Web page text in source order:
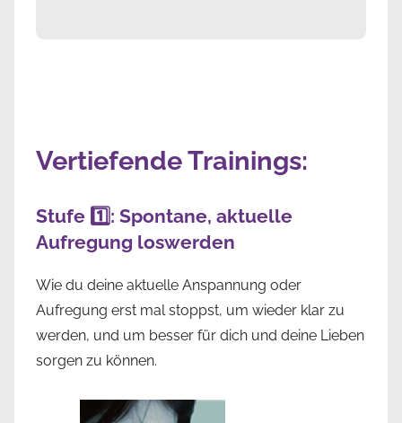
Vertiefende Trainings:
Stufe 1️⃣: Spontane, aktuelle
Aufregung loswerden
Wie du deine aktuelle Anspannung oder
Aufregung erst mal stoppst, um wieder klar zu
werden, und um besser für dich und deine Lieben
sorgen zu können.